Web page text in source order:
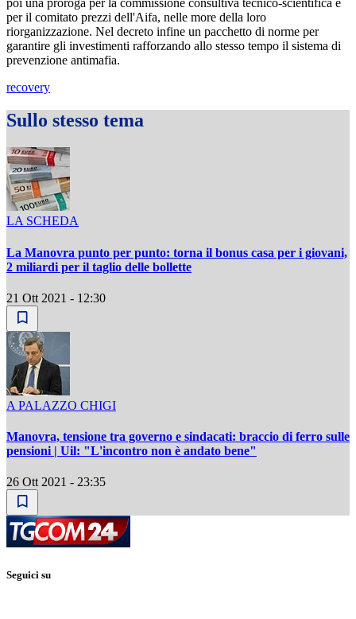
per il comitato prezzi dell'Aifa, nelle more della loro
riorganizzazione. Nel decreto infine un pacchetto di norme per
garantire gli investimenti rafforzando allo stesso tempo il sistema di
prevenzione antimafia.
recovery
Sullo stesso tema
LA SCHEDA
La Manovra punto per punto: torna il bonus casa per i giovani,
2 miliardi per il taglio delle bollette
21 Ott 2021 - 12:30
A PALAZZO CHIGI
Manovra, tensione tra governo e sindacati: braccio di ferro sulle
pensioni | Uil: "L'incontro non è andato bene"
26 Ott 2021 - 23:35
Seguici su